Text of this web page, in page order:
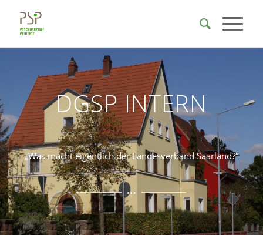
DGSP INTERN
„Was macht eigentlich der Landesverband Saarland?“